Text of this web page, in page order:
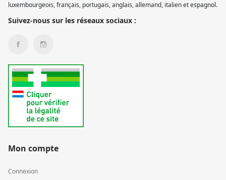
luxembourgeois, français, portugais, anglais, allemand, italien et espagnol.
Suivez-nous sur les réseaux sociaux :
Mon compte
Connexion